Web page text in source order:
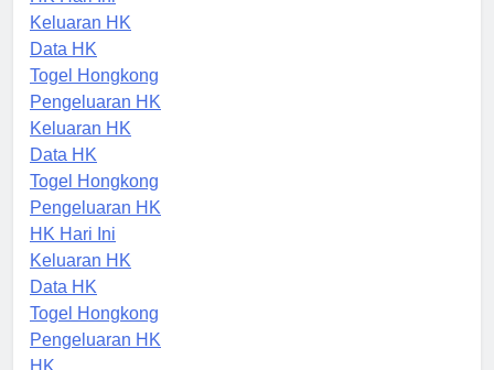
HK Hari Ini
Keluaran HK
Data HK
Togel Hongkong
Pengeluaran HK
Keluaran HK
Data HK
Togel Hongkong
Pengeluaran HK
HK Hari Ini
Keluaran HK
Data HK
Togel Hongkong
Pengeluaran HK